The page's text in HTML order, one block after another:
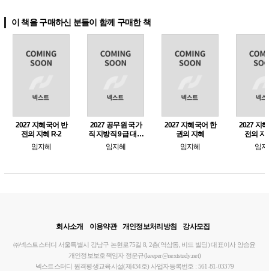
이 책을 구매하신 분들이 함께 구매한 책
2027 지혜국어 반
전의 지혜 R-2
임지혜
2027 공무원 국가
직 지방직 9급 대비
유형 완성의 지혜
임지혜
2027 지혜국어 한
권의 지혜
임지혜
2027 지
전의 지
임
회사소개 이용약관 개인정보처리방침 강사모집
㈜넥스트스터디 서울특별시 강남구 논현로75길 8, 2층(역삼동, 비드 빌딩)대표이사 양승윤
개인정보보호책임자 정운규(keeper@nextstudy.net)
넥스트스터디 원격평생교육시설(제434호) 사업자등록번호 : 561-81-03379